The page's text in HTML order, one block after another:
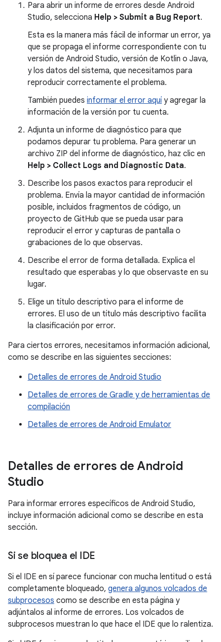
Para abrir un informe de errores desde Android
Studio, selecciona Help > Submit a Bug Report.
Esta es la manera más fácil de informar un error, ya
que se propaga el informe correspondiente con tu
versión de Android Studio, versión de Kotlin o Java,
y los datos del sistema, que necesitamos para
reproducir correctamente el problema.
También puedes informar el error aquí y agregar la
información de la versión por tu cuenta.
Adjunta un informe de diagnóstico para que
podamos depurar tu problema. Para generar un
archivo ZIP del informe de diagnóstico, haz clic en
Help > Collect Logs and Diagnostic Data.
Describe los pasos exactos para reproducir el
problema. Envía la mayor cantidad de información
posible, incluidos fragmentos de código, un
proyecto de GitHub que se pueda usar para
reproducir el error y capturas de pantalla o
grabaciones de lo que observas.
Describe el error de forma detallada. Explica el
resultado que esperabas y lo que observaste en su
lugar.
Elige un título descriptivo para el informe de
errores. El uso de un título más descriptivo facilita
la clasificación por error.
Para ciertos errores, necesitamos información adicional,
como se describe en las siguientes secciones:
Detalles de errores de Android Studio
Detalles de errores de Gradle y de herramientas de
compilación
Detalles de errores de Android Emulator
Detalles de errores de Android
Studio
Para informar errores específicos de Android Studio,
incluye información adicional como se describe en esta
sección.
Si se bloquea el IDE
Si el IDE en sí parece funcionar con mucha lentitud o está
completamente bloqueado, genera algunos volcados de
subprocesos como se describe en esta página y
adjúntalos al informe de errores. Los volcados de
subprocesos muestran lo que hace el IDE que lo ralentiza.